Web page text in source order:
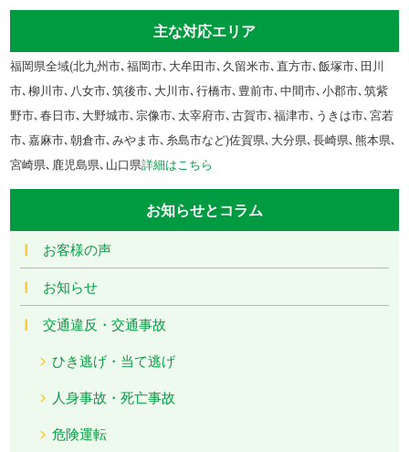
主な対応エリア
福岡県全域(北九州市､福岡市､大牟田市､久留米市､直方市､飯塚市､田川
市､柳川市､八女市､筑後市､大川市､行橋市､豊前市､中間市､小郡市､筑紫
野市､春日市､大野城市､宗像市､太宰府市､古賀市､福津市､うきは市､宮若
市､嘉麻市､朝倉市､みやま市､糸島市など)佐賀県､大分県､長崎県､熊本県､
宮崎県､鹿児島県､山口県詳細はこちら
お知らせとコラム
お客様の声
お知らせ
交通違反・交通事故
ひき逃げ・当て逃げ
人身事故・死亡事故
危険運転